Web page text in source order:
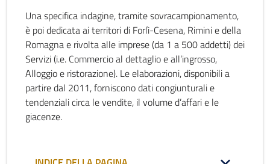
Una specifica indagine, tramite sovracampionamento,
è poi dedicata ai territori di Forlì-Cesena, Rimini e della
Romagna e rivolta alle imprese (da 1 a 500 addetti) dei
Servizi (i.e. Commercio al dettaglio e all’ingrosso,
Alloggio e ristorazione). Le elaborazioni, disponibili a
partire dal 2011, forniscono dati congiunturali e
tendenziali circa le vendite, il volume d’affari e le
giacenze.